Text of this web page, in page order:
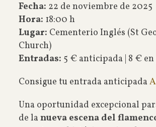
Fecha: 22 de noviembre de 2025
Hora: 18:00 h
Lugar: Cementerio Inglés (St
Church)
Entradas: 5 € anticipada | 8 €
Consigue tu entrada anticipada
Una oportunidad excepcional
de la nueva escena del